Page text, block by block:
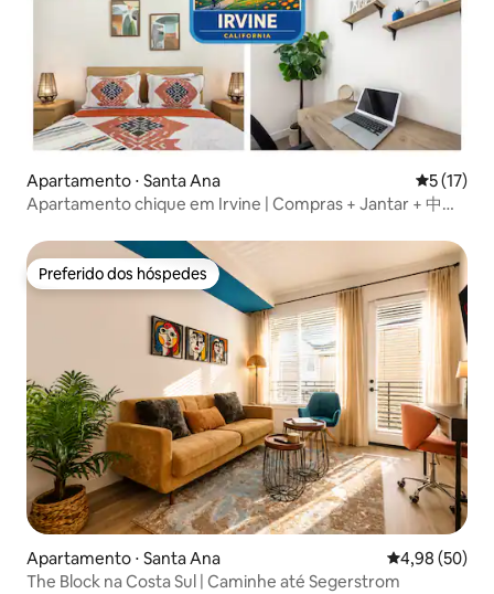
Apartamento ⋅ Santa Ana 5 de uma
5 (17)
Apartamento chique em Irvine | Compras + Jantar + 中文
Preferido dos hóspedes
Preferido dos hóspedes
Apartamento ⋅ Santa Ana 4,98 de uma
4,98 (50)
The Block na Costa Sul | Caminhe até Segerstrom